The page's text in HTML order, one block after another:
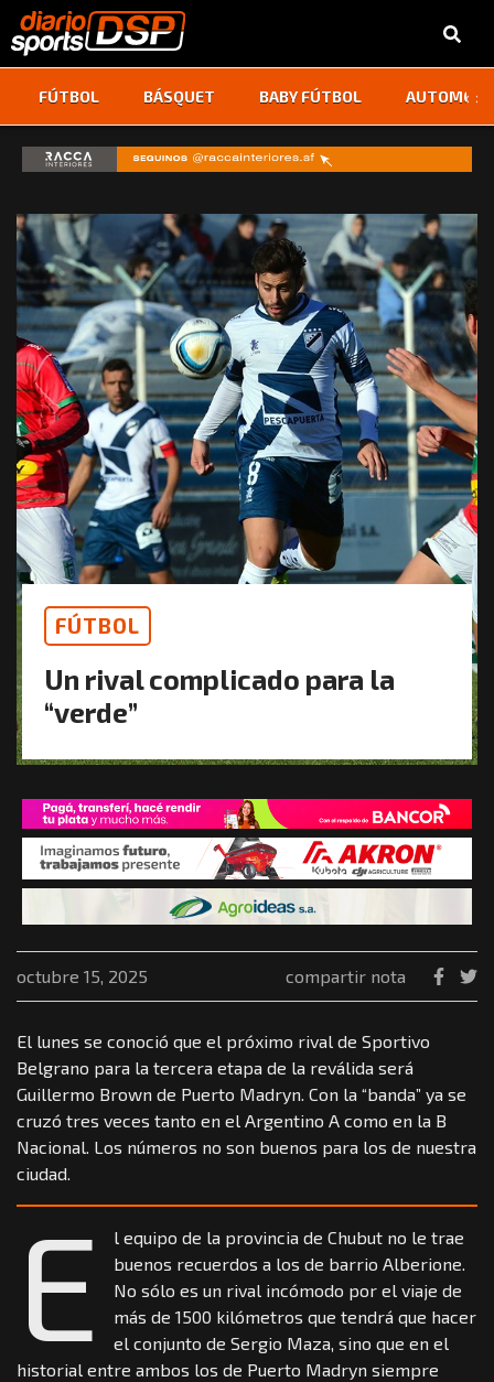
FÚTBOL BÁSQUET BABY FÚTBOL ‹ ›
FÚTBOL
Un rival complicado para la
“verde”
octubre 15, 2025 compartir nota
El lunes se conoció que el próximo rival de Sportivo
Belgrano para la tercera etapa de la reválida será
Guillermo Brown de Puerto Madryn. Con la “banda” ya se
cruzó tres veces tanto en el Argentino A como en la B
Nacional. Los números no son buenos para los de nuestra
ciudad.
E
l equipo de la provincia de Chubut no le trae
buenos recuerdos a los de barrio Alberione.
No sólo es un rival incómodo por el viaje de
más de 1500 kilómetros que tendrá que hacer
el conjunto de Sergio Maza, sino que en el
historial entre ambos los de Puerto Madryn siempre